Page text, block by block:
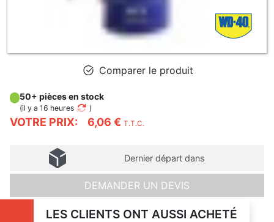
Comparer le produit
VOTRE PRIX: 6,06 € T.T.C.
50+ pièces en stock
(il y a 16 heures )
Dernier départ dans
DEMANDER UN DEVIS
LES CLIENTS ONT AUSSI ACHETÉ